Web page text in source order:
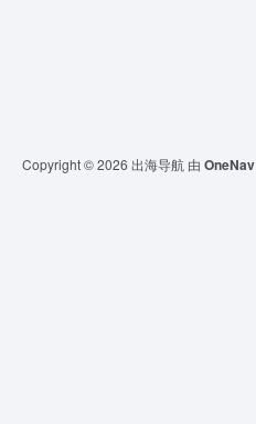
Copyright © 2026 出海导航 由 OneNav